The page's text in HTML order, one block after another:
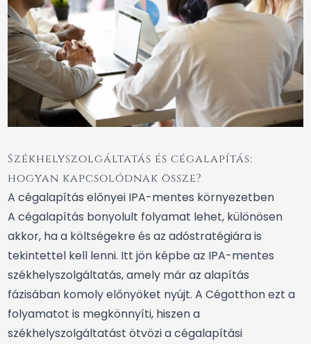
Székhelyszolgáltatás és cégalapítás:
hogyan kapcsolódnak össze?
A cégalapítás előnyei IPA-mentes környezetben
A cégalapítás bonyolult folyamat lehet, különösen
akkor, ha a költségekre és az adóstratégiára is
tekintettel kell lenni. Itt jön képbe az IPA-mentes
székhelyszolgáltatás, amely már az alapítás
fázisában komoly előnyöket nyújt. A Cégotthon ezt a
folyamatot is megkönnyíti, hiszen a
székhelyszolgáltatást ötvözi a cégalapítási